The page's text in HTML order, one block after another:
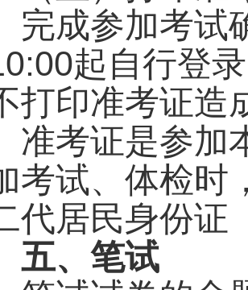
成参加考试确
起自行登
打印准考证造
准考证是参加
考试、体检时
代居民身份证
五、笔试